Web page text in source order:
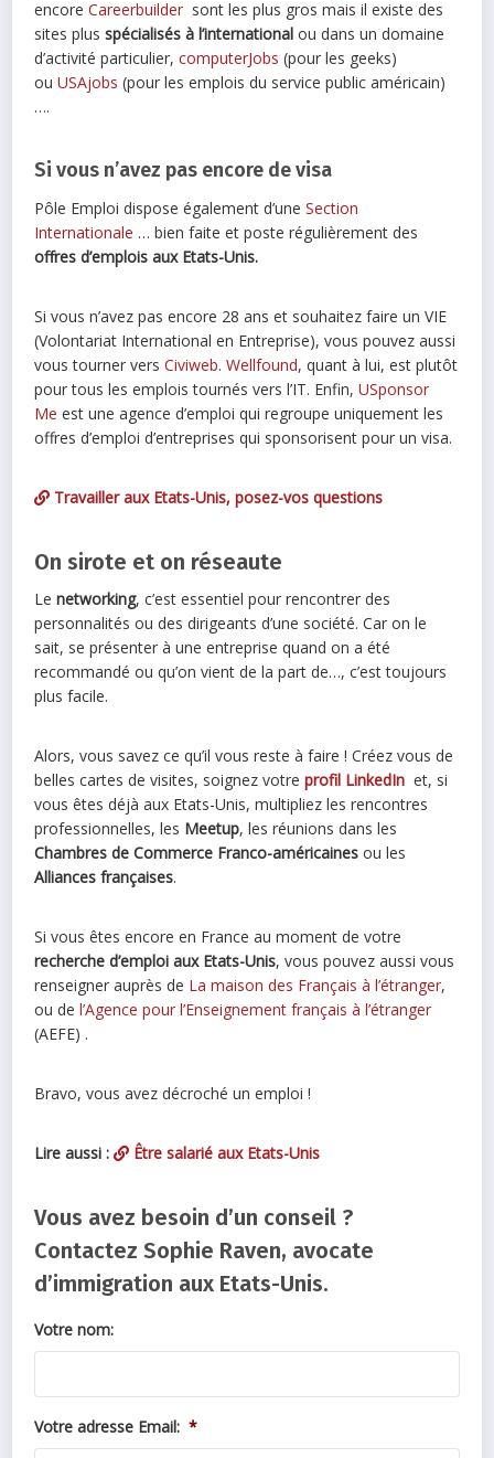
encoreCareerbuilder sont les plus gros mais il existe des
sites plusspécialisés à l’international ou dans un domaine
d’activité particulier,computerJobs (pour les geeks)
ouUSAjobs (pour les emplois du service public américain)
….
Si vous n’avez pas encore de visa
Pôle Emploi dispose également d’uneSection
Internationale … bien faite et poste régulièrement des
offres d’emplois aux Etats-Unis.
Si vous n’avez pas encore 28 ans et souhaitez faire un VIE
(Volontariat International en Entreprise), vous pouvez aussi
vous tourner versCiviweb.Wellfound, quant à lui, est plutôt
pour tous les emplois tournés vers l’IT. Enfin,USponsor
Me est une agence d’emploi qui regroupe uniquement les
offres d’emploi d’entreprises qui sponsorisent pour un visa.
Travailler aux Etats-Unis, posez-vos questions
On sirote et on réseaute
Lenetworking, c’est essentiel pour rencontrer des
personnalités ou des dirigeants d’une société. Car on le
sait, se présenter à une entreprise quand on a été
recommandé ou qu’on vient de la part de…, c’est toujours
plus facile.
Alors, vous savez ce qu’il vous reste à faire ! Créez vous de
belles cartes de visites, soignez votreprofil LinkedIn et, si
vous êtes déjà aux Etats-Unis, multipliez les rencontres
professionnelles, les Meetup, les réunions dans les
Chambres de Commerce Franco-américaines ou les
Alliances françaises.
Si vous êtes encore en France au moment de votre
recherche d’emploi aux Etats-Unis, vous pouvez aussi vous
renseigner auprès de La maison des Français à l’étranger,
ou del’Agence pour l’Enseignement français à l’étranger
(AEFE) .
Bravo, vous avez décroché un emploi !
Lire aussi : Être salarié aux Etats-Unis
Vous avez besoin d’un conseil ?
Contactez Sophie Raven, avocate
d’immigration aux Etats-Unis.
Votre nom:
Votre adresse Email: *